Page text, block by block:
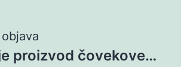
proizvod čovekove…